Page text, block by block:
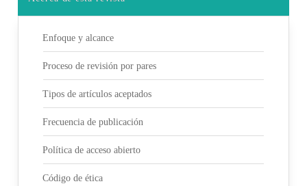
Enfoque y alcance
Proceso de revisión por pares
Tipos de artículos aceptados
Frecuencia de publicación
Política de acceso abierto
Código de ética